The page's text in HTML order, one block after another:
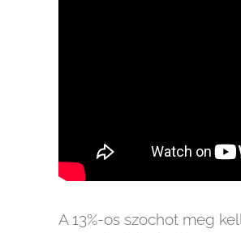
A 13%-os szochot meg